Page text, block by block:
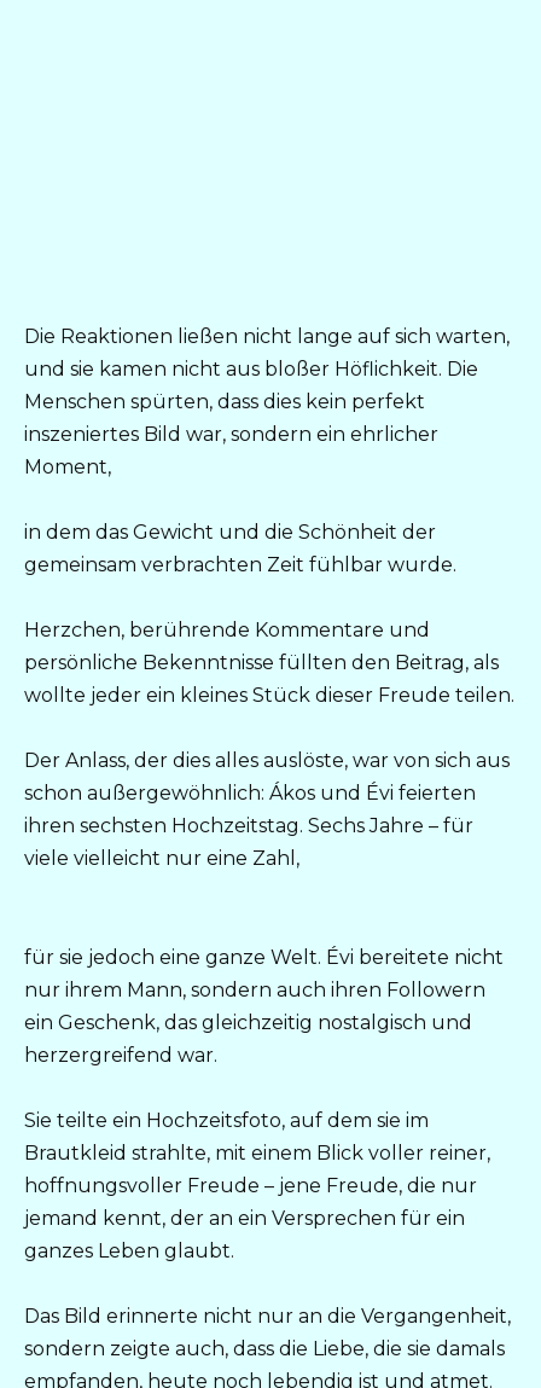
Die Reaktionen ließen nicht lange auf sich warten,
und sie kamen nicht aus bloßer Höflichkeit. Die
Menschen spürten, dass dies kein perfekt
inszeniertes Bild war, sondern ein ehrlicher
Moment,
in dem das Gewicht und die Schönheit der
gemeinsam verbrachten Zeit fühlbar wurde.
Herzchen, berührende Kommentare und
persönliche Bekenntnisse füllten den Beitrag, als
wollte jeder ein kleines Stück dieser Freude teilen.
Der Anlass, der dies alles auslöste, war von sich aus
schon außergewöhnlich: Ákos und Évi feierten
ihren sechsten Hochzeitstag. Sechs Jahre – für
viele vielleicht nur eine Zahl,
für sie jedoch eine ganze Welt. Évi bereitete nicht
nur ihrem Mann, sondern auch ihren Followern
ein Geschenk, das gleichzeitig nostalgisch und
herzergreifend war.
Sie teilte ein Hochzeitsfoto, auf dem sie im
Brautkleid strahlte, mit einem Blick voller reiner,
hoffnungsvoller Freude – jene Freude, die nur
jemand kennt, der an ein Versprechen für ein
ganzes Leben glaubt.
Das Bild erinnerte nicht nur an die Vergangenheit,
sondern zeigte auch, dass die Liebe, die sie damals
empfanden, heute noch lebendig ist und atmet.